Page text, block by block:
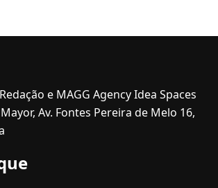
e MAGG Agency Idea Spaces
Av. Fontes Pereira de Melo 16,